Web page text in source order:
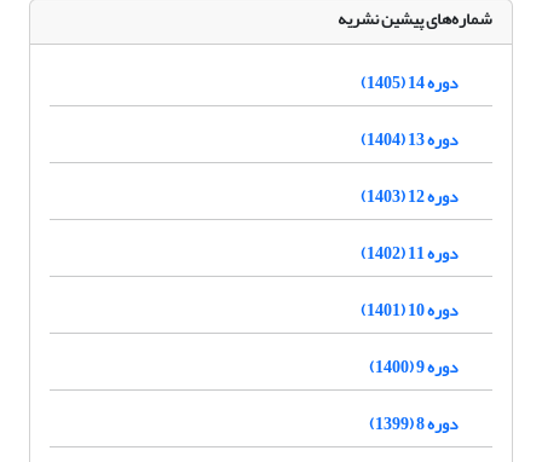
شماره‌های پیشین نشریه
دوره 14 (1405)
دوره 13 (1404)
دوره 12 (1403)
دوره 11 (1402)
دوره 10 (1401)
دوره 9 (1400)
دوره 8 (1399)